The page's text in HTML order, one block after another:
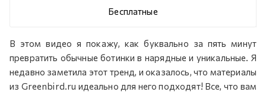
В этом видео я покажу, как буквально за пять минут
превратить обычные ботинки в нарядные и уникальные. Я
недавно заметила этот тренд, и оказалось, что материалы
из Greenbird.ru идеально для него подходят! Все, что вам
Бесплатные